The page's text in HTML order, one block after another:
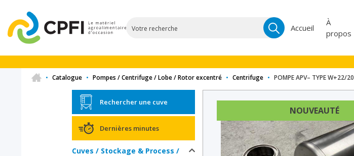
Recherche
pour :
Accueil
À
propos
• Catalogue • Pompes / Centrifuge / Lobe / Rotor excentré • Centrifuge • POMPE APV– TYPE W+22/20
Rechercher une cuve
Dernières minutes
Cuves / Stockage & Process /
NOUVEAUTÉ